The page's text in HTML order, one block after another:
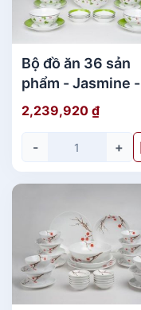
Bộ đồ ăn 36 sản
phẩm - Jasmine -
Hoa May Mắn
2,239,920 ₫
- +